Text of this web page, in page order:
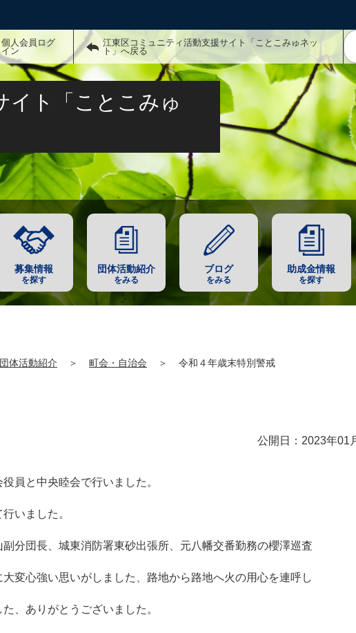
個人会員ログ
イン
江東区コミュニティ活動支援サイト「ことこみゅネッ
ト」へ戻る
イト「ことこみゅ
募集情報
を探す
団体活動紹介
をみる
ブログ
をみる
助成金情報
を探す
団体活動紹介 ＞ 町会・自治会 ＞ 令和４年歳末特別警戒
公開日：2023年01
員と中央睦会で行いました。
いました。
分団長、城東消防署東砂出張所、元八幡交番勤務の櫻澤巡査
変心強い思いがしました、路地から路地へ火の用心を連呼し
、ありがとうございました。